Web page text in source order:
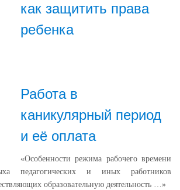
как защитить права
ребенка
Работа в
каникулярный период
и её оплата
«Особенности режима рабочего времени
педагогических и иных работников
образовательную деятельность …»